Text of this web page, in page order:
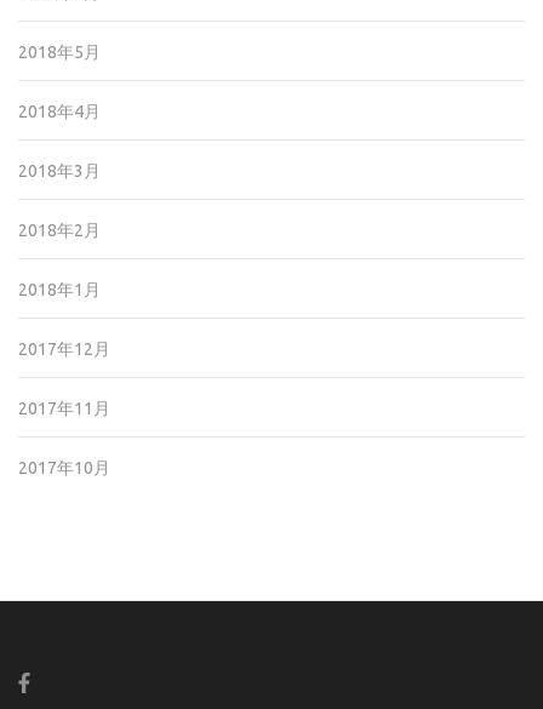
2018年5月
2018年4月
2018年3月
2018年2月
2018年1月
2017年12月
2017年11月
2017年10月